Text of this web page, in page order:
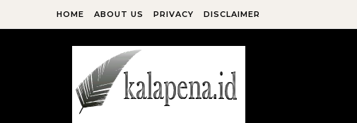
HOME ABOUT US PRIVACY DISCLAIMER